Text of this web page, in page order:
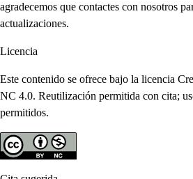
agradecemos que contactes con nosotros
actualizaciones.
Licencia
Este contenido se ofrece bajo la licencia
NC 4.0. Reutilización permitida con cita;
permitidos.